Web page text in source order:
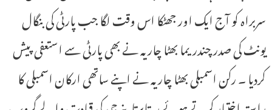
سربراہ کو آج ایک اور جھٹکا اس وقت لگا جب پارٹی کی بنگال
یونٹ کی صدر چندریما بھٹا چاریہ نے بھی پارٹی سے استعفی پیش
کردیا ۔ رکن اسمبلی بھٹا چاریہ نے اپنے ساتھی ارکان اسمبلی کا